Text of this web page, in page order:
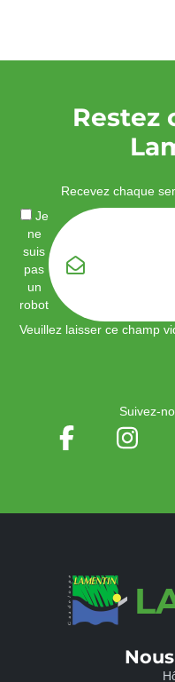
Restez
Recevez chaque
Je
ne
suis
pas
un
robot
Veuillez laisser ce champ
Suivez-